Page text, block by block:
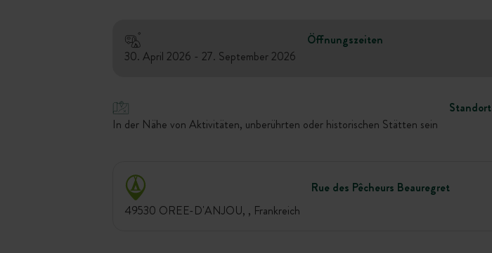
Öffnungszeiten
30. April 2026 - 27. September 2026
Standort
In der Nähe von Aktivitäten, unberührten oder historischen Stätten sein
Rue des Pêcheurs Beauregret
49530 OREE-D'ANJOU, , Frankreich